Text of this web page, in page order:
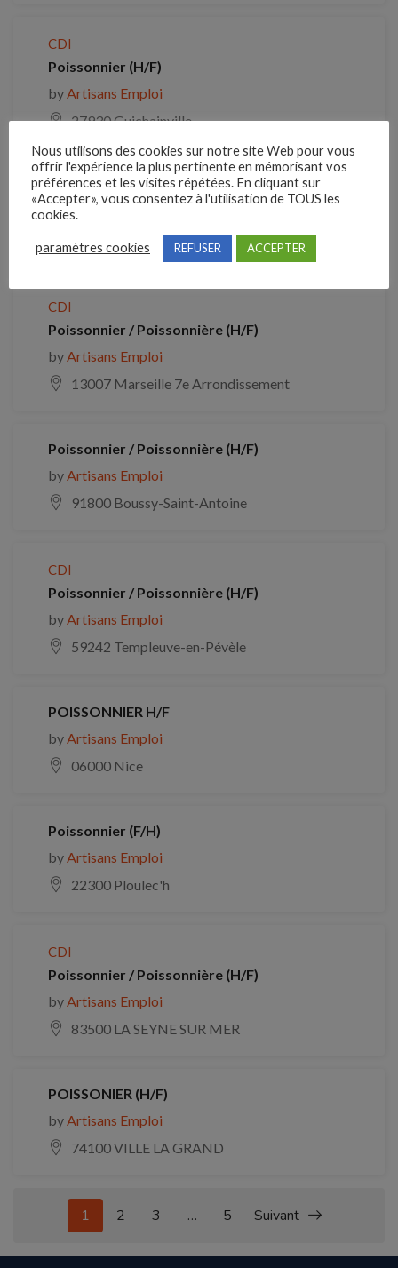
CDI
Poissonnier (H/F)
byArtisans Emploi
27930 Guichainville
Poissonnier / Poissonnière (H/F)
byArtisans Emploi
13360 Roquevaire
CDI
Poissonnier / Poissonnière (H/F)
byArtisans Emploi
13007 Marseille 7e Arrondissement
Poissonnier / Poissonnière (H/F)
byArtisans Emploi
91800 Boussy-Saint-Antoine
CDI
Poissonnier / Poissonnière (H/F)
byArtisans Emploi
59242 Templeuve-en-Pévèle
POISSONNIER H/F
byArtisans Emploi
06000 Nice
Poissonnier (F/H)
byArtisans Emploi
22300 Ploulec'h
CDI
Poissonnier / Poissonnière (H/F)
byArtisans Emploi
83500 LA SEYNE SUR MER
POISSONIER (H/F)
byArtisans Emploi
74100 VILLE LA GRAND
1 2 3 … 5 Suivant
Nous utilisons des cookies sur notre site Web pour vous
offrir l'expérience la plus pertinente en mémorisant vos
préférences et les visites répétées. En cliquant sur
«Accepter», vous consentez à l'utilisation de TOUS les
cookies.
paramètres cookies REFUSER ACCEPTER